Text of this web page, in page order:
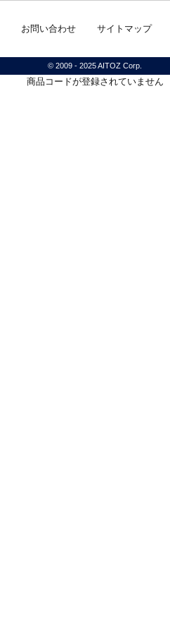
お問い合わせ サイトマップ
© 2009 - 2025 AITOZ Corp.
商品コードが登録されていません